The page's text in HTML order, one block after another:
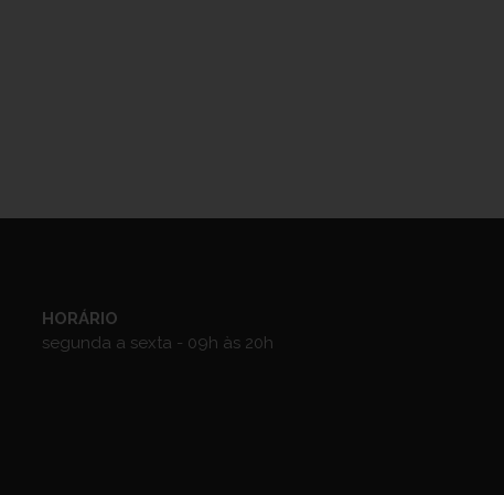
HORÁRIO
segunda a sexta - 09h às 20h